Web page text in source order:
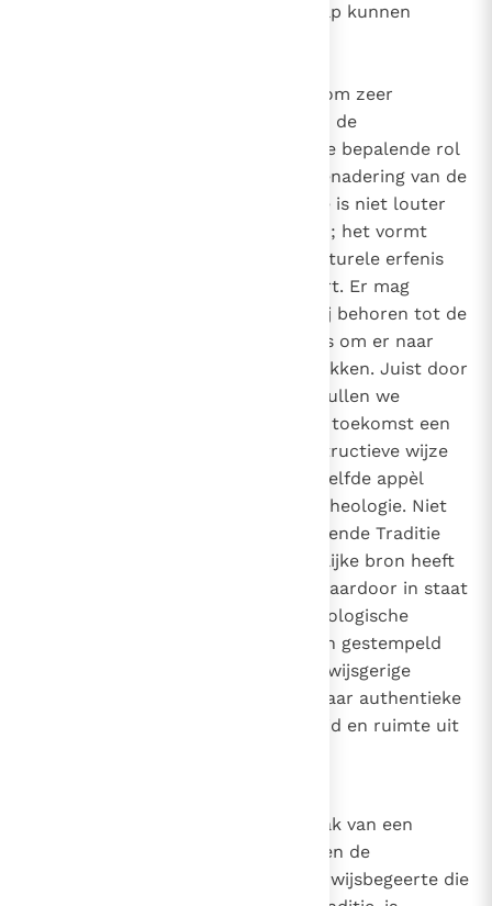
autonomie-eis van de wetenschap kunnen
In de huidige situatie is het daarom zeer
betekenisvol dat enkele filosofen de
herontdekking bevorderen van de bepalende rol
van deze traditie bij een juiste benadering van de
kennis. Het beroep op de traditie is niet louter
een herinnering aan het verleden; het vormt
veeleer de erkenning van een culturele erfenis
die aan de hele mensheid behoort. Er mag
inderdaad gezegd worden dat wij behoren tot de
traditie en dat het niet aan ons is om er naar
eigen goeddunken over te beschikken. Juist door
in de traditie geworteld te zijn, zullen we
vandaag in staat zijn om voor de toekomst een
oorspronkelijke, nieuwe en constructieve wijze
van denken te ontwikkelen. Hetzelfde appèl
geldt in hoge mate ook voor de theologie. Niet
alleen omdat de theologie de levende Traditie
van de Kerk als haar oorspronkelijke bron heeft
, maar ook omdat zij daardoor in staat
moet zijn om zowel de diepe theologische
overlevering die de voorbije tijden gestempeld
heeft, alsook de ononderbroken wijsgerige
traditie te herwinnen, die door haar authentieke
wijsheid boven de grenzen van tijd en ruimte uit
Dit beklemtonen van de noodzaak van een
nauwe blijvende betrekking tussen de
hedendaagse wijsbegeerte en de wijsbegeerte die